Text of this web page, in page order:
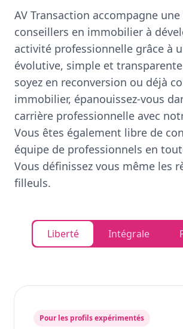
AV Transaction accompagne
conseillers en immobilier à
activité professionnelle grâce à
évolutive, simple et
soyez en reconversion ou déjà
immobilier, épanouissez-vous
carrière professionnelle avec
Vous êtes également libre de
équipe de professionnels en
Vous définissez vous même les
filleuls.
Liberté Intégrale
Pour les profils expérimentés